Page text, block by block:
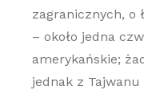
zagranicznych, o
– około jedna
amerykańskie;
jednak z Tajwanu